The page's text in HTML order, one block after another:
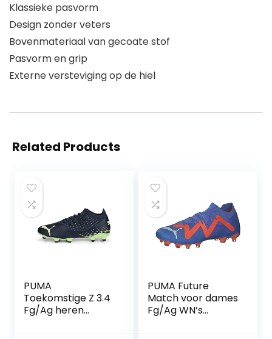
Klassieke pasvorm
Design zonder veters
Bovenmateriaal van gecoate stof
Pasvorm en grip
Externe versteviging op de hiel
Related Products
PUMA
Toekomstige Z 3.4
Fg/Ag heren
PUMA Future
Match voor dames
Fg/Ag WN’s